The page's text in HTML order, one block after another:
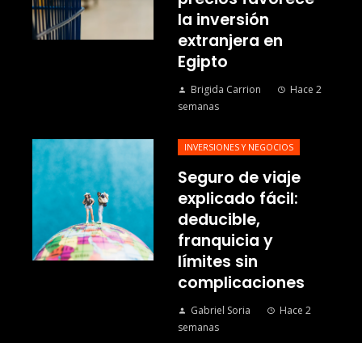
la inversión
extranjera en
Egipto
Brigida Carrion
Hace 2
semanas
INVERSIONES Y NEGOCIOS
Seguro de viaje
explicado fácil:
deducible,
franquicia y
límites sin
complicaciones
Gabriel Soria
Hace 2
semanas